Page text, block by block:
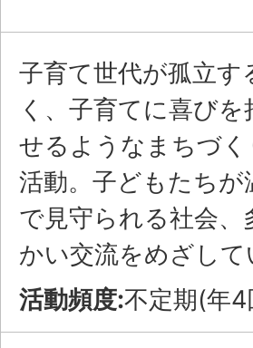
子育て世代が孤立す
く、子育てに喜び
せるようなまちづ
活動。子どもたちが
で見守られる社会、
かい交流をめざし
活動頻度:不定期(年